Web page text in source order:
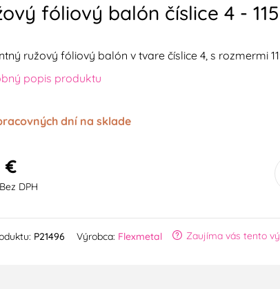
fóliový balón číslice 4 -
ružový fóliový balón v tvare číslice 4, s rozmermi
popis produktu
dní na sklade
€
DPH
P21496 Výrobca: Flexmetal Zaujíma vás tento